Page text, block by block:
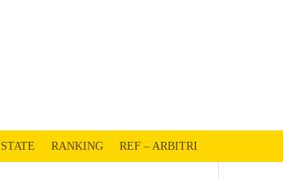
RANKING REF – ARBITRI